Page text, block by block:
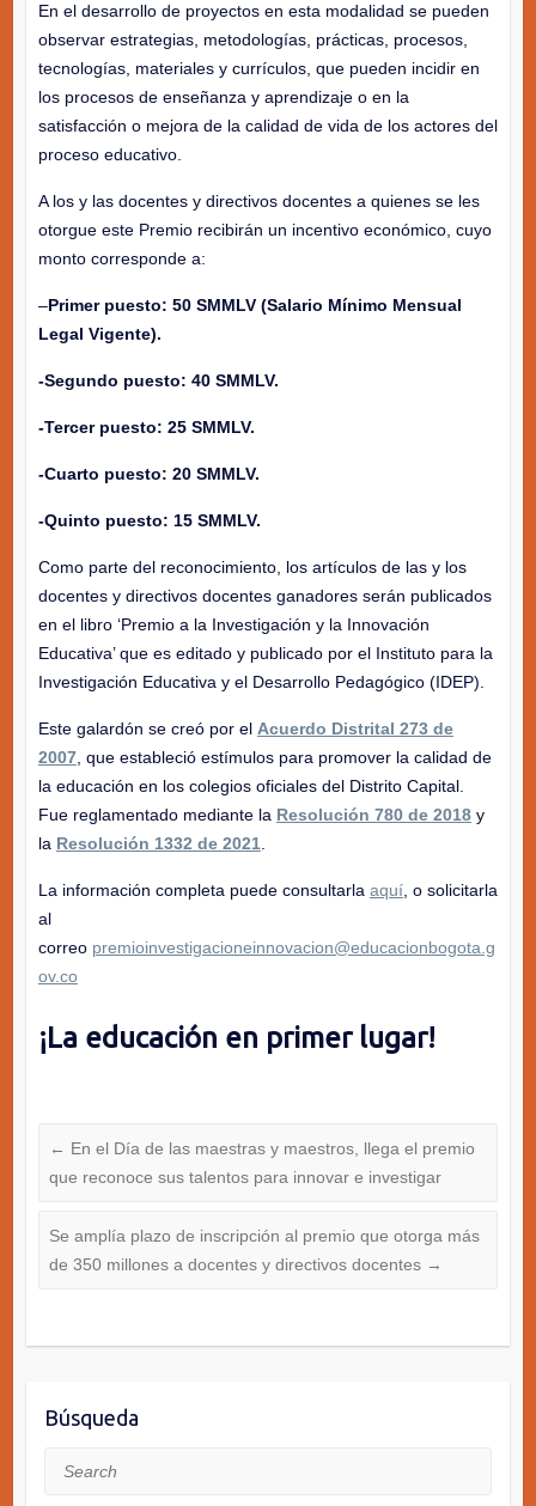
En el desarrollo de proyectos en esta modalidad se pueden
observar estrategias, metodologías, prácticas, procesos,
tecnologías, materiales y currículos, que pueden incidir en
los procesos de enseñanza y aprendizaje o en la
satisfacción o mejora de la calidad de vida de los actores del
proceso educativo.
A los y las docentes y directivos docentes a quienes se les
otorgue este Premio recibirán un incentivo económico, cuyo
monto corresponde a:
–Primer puesto: 50 SMMLV (Salario Mínimo Mensual
Legal Vigente).
-Segundo puesto: 40 SMMLV.
-Tercer puesto: 25 SMMLV.
-Cuarto puesto: 20 SMMLV.
-Quinto puesto: 15 SMMLV.
Como parte del reconocimiento, los artículos de las y los
docentes y directivos docentes ganadores serán publicados
en el libro ‘Premio a la Investigación y la Innovación
Educativa’ que es editado y publicado por el Instituto para la
Investigación Educativa y el Desarrollo Pedagógico (IDEP).
Este galardón se creó por el Acuerdo Distrital 273 de
2007, que estableció estímulos para promover la calidad de
la educación en los colegios oficiales del Distrito Capital.
Fue reglamentado mediante la Resolución 780 de 2018y
la Resolución 1332 de 2021.
La información completa puede consultarla aquí, o solicitarla
al
correo premioinvestigacioneinnovacion@educacionbogota.g
ov.co
¡La educación en primer lugar!
← En el Día de las maestras y maestros, llega el premio
que reconoce sus talentos para innovar e investigar
Se amplía plazo de inscripción al premio que otorga más
de 350 millones a docentes y directivos docentes →
Búsqueda
Search